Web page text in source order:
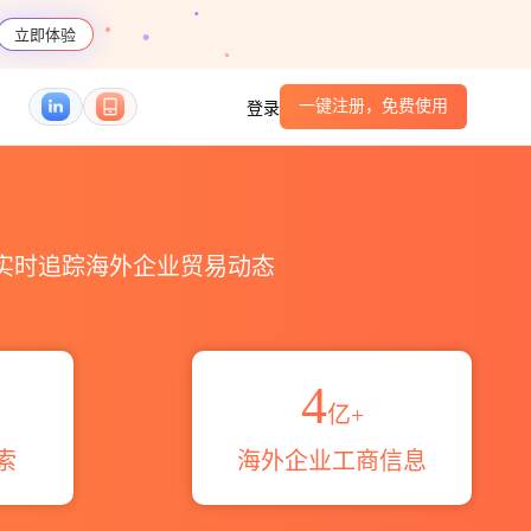
立即体验
登录 一键注册，免费使用
时追踪海外企业贸易动态
4亿+
海外企业工商信息